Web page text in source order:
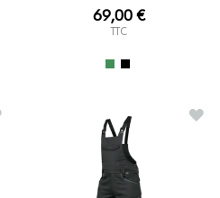
69,00 €
TTC
AJOUTER À LA LISTE D'ACHATS